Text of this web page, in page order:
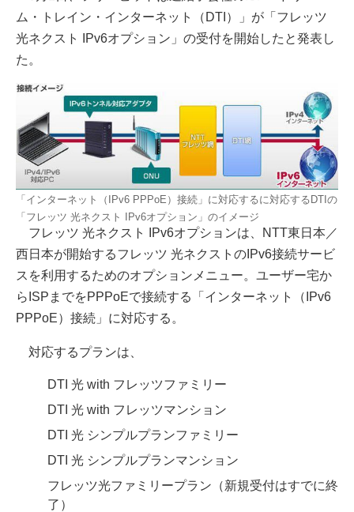
ム・トレイン・インターネット（DTI）」が「フレッツ
光ネクスト IPv6オプション」の受付を開始したと発表し
た。
「インターネット（IPv6 PPPoE）接続」に対応するに対応するDTIの
「フレッツ 光ネクスト IPv6オプション」のイメージ
フレッツ 光ネクスト IPv6オプションは、NTT東日本／
西日本が開始するフレッツ 光ネクストのIPv6接続サービ
スを利用するためのオプションメニュー。ユーザー宅か
らISPまでをPPPoEで接続する「インターネット（IPv6
PPPoE）接続」に対応する。
対応するプランは、
DTI 光 with フレッツファミリー
DTI 光 with フレッツマンション
DTI 光 シンプルプランファミリー
DTI 光 シンプルプランマンション
フレッツ光ファミリープラン（新規受付はすでに終
了）